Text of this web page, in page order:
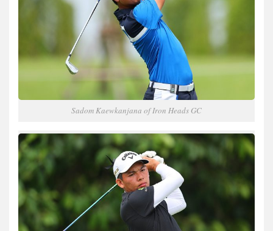
Sadom Kaewkanjana of Iron Heads GC